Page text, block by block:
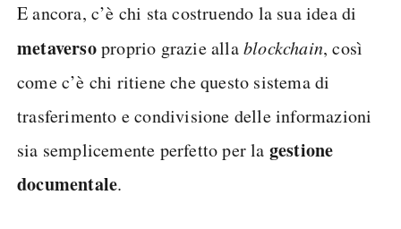
E ancora, c’è chi sta costruendo la sua idea di
metaversoproprio grazie allablockchain, così
come c’è chi ritiene che questo sistema di
trasferimento e condivisione delle informazioni
sia semplicemente perfetto per la gestione
documentale.